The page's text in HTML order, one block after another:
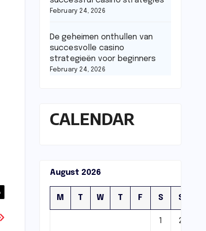
February 24, 2026
De geheimen onthullen van
succesvolle casino
strategieën voor beginners
February 24, 2026
CALENDAR
August 2026
M T W T F S S
1 2